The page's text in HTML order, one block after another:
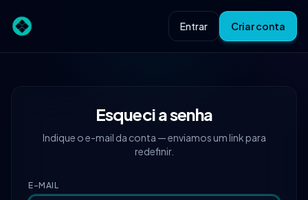
Entrar Criar conta
Esqueci a senha
Indique o e-mail da conta — enviamos um link para
redefinir.
E-MAIL